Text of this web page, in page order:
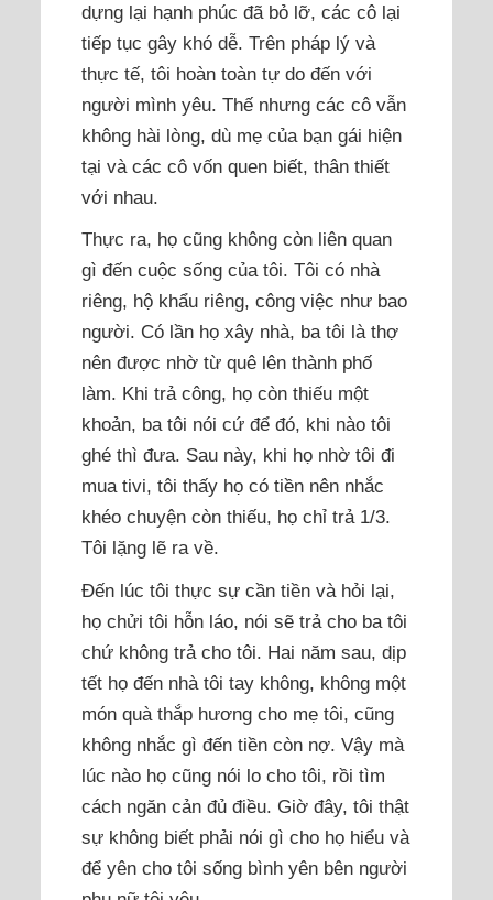
dựng lại hạnh phúc đã bỏ lỡ, các cô lại
tiếp tục gây khó dễ. Trên pháp lý và
thực tế, tôi hoàn toàn tự do đến với
người mình yêu. Thế nhưng các cô vẫn
không hài lòng, dù mẹ của bạn gái hiện
tại và các cô vốn quen biết, thân thiết
với nhau.
Thực ra, họ cũng không còn liên quan
gì đến cuộc sống của tôi. Tôi có nhà
riêng, hộ khẩu riêng, công việc như bao
người. Có lần họ xây nhà, ba tôi là thợ
nên được nhờ từ quê lên thành phố
làm. Khi trả công, họ còn thiếu một
khoản, ba tôi nói cứ để đó, khi nào tôi
ghé thì đưa. Sau này, khi họ nhờ tôi đi
mua tivi, tôi thấy họ có tiền nên nhắc
khéo chuyện còn thiếu, họ chỉ trả 1/3.
Tôi lặng lẽ ra về.
Đến lúc tôi thực sự cần tiền và hỏi lại,
họ chửi tôi hỗn láo, nói sẽ trả cho ba tôi
chứ không trả cho tôi. Hai năm sau, dịp
tết họ đến nhà tôi tay không, không một
món quà thắp hương cho mẹ tôi, cũng
không nhắc gì đến tiền còn nợ. Vậy mà
lúc nào họ cũng nói lo cho tôi, rồi tìm
cách ngăn cản đủ điều. Giờ đây, tôi thật
sự không biết phải nói gì cho họ hiểu và
để yên cho tôi sống bình yên bên người